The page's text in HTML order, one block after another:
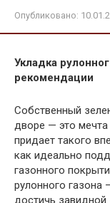
Опубликовано:
Укладка
рекомендации
Собственный
дворе — это
придает такого
как идеально
газонного
рулонного
достичь